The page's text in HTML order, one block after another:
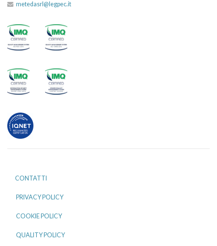
metedasrl@legpec.it
CONTATTI
PRIVACY POLICY
COOKIE POLICY
QUALITY POLICY